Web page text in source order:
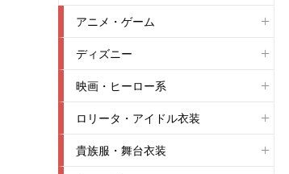
アニメ・ゲーム
ディズニー
映画・ヒーロー系
ロリータ・アイドル衣装
貴族服・舞台衣装